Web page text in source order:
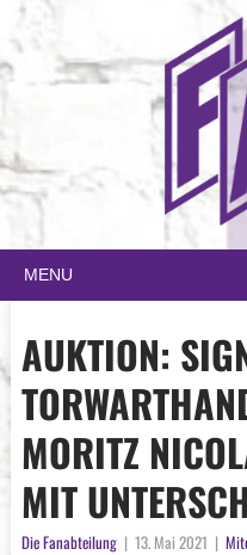
MENU
AUKTION:
MORITZ
MIT
Die Fanabteilung | 13. Mai 2021 |